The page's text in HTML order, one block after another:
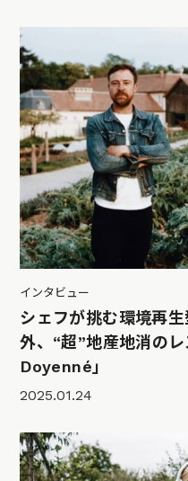
インタビュー
シェフが挑む環境再
外、“超”地産地消の
Doyenné」
2025.01.24